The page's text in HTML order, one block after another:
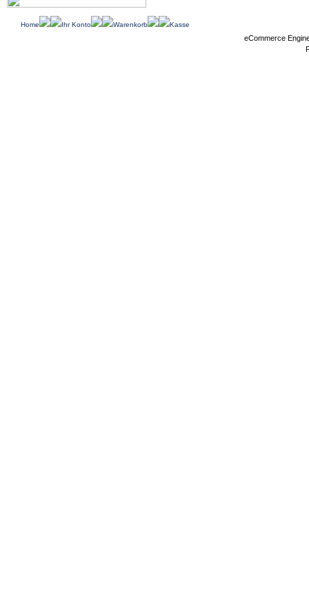
Home Ihr Konto Warenkorb Kasse
eCommerce